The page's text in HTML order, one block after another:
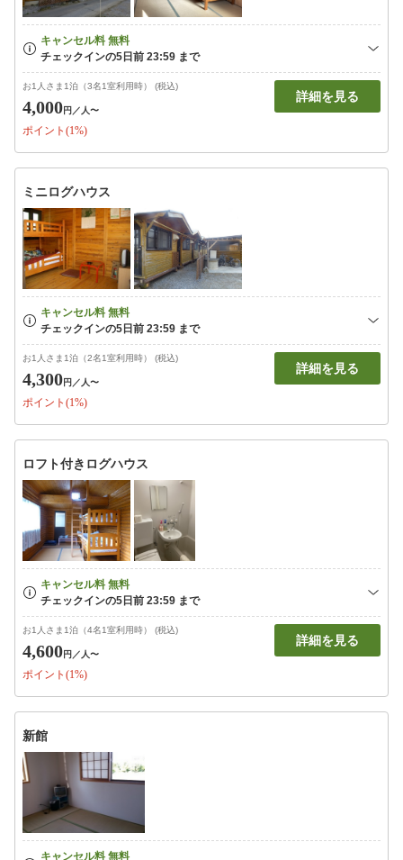
お1人さま1泊（3名1室利用時） (税込)
4,000円 ／人〜
ポイント(1%)
詳細を見る
ミニログハウス
お1人さま1泊（2名1室利用時） (税込)
4,300円 ／人〜
ポイント(1%)
詳細を見る
ロフト付きログハウス
お1人さま1泊（4名1室利用時） (税込)
4,600円 ／人〜
ポイント(1%)
詳細を見る
新館